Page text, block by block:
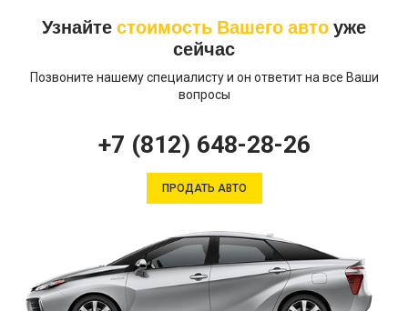
Узнайтестоимость Вашего автоуже
сейчас
Позвоните нашему специалисту и он ответит на все Ваши
вопросы
+7 (812) 648-28-26
ПРОДАТЬ АВТО